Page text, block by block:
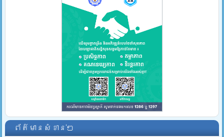
ព័ត៌មានសំខាន់ៗ